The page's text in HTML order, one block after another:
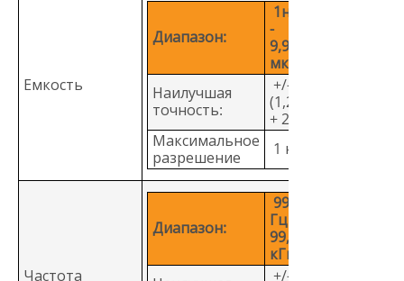
Емкость
Диапазон:
1нФ
-
9,999
мкФ
Наилучшая
точность:
+/-
(1,2%
+ 2)
Максимальное
разрешение
1 нФ
Частота
Диапазон:
99,99
Гц -
99,99
кГц
+/-